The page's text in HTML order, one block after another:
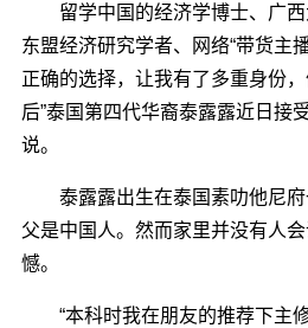
留学中国的经济学博士、广西
东盟经济研究学者、网络“带货主
正确的选择，让我有了多重身份
后”泰国第四代华裔泰露露近日接
说。
泰露露出生在泰国素叻他尼府
父是中国人。然而家里并没有人
憾。
“本科时我在朋友的推荐下主修